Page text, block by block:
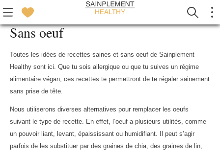
Sans oeuf
Toutes les idées de recettes saines et sans oeuf de Sainplement
Healthy sont ici. Que tu sois allergique ou que tu suives un régime
alimentaire végan, ces recettes te permettront de te régaler sainement
sans prise de tête.
Nous utiliserons diverses alternatives pour remplacer les oeufs
suivant le type de recette. En effet, l’oeuf a plusieurs utilités, comme
un pouvoir liant, levant, épaississant ou humidifiant. Il peut s’agir
parfois de les substituer par des graines de chia, des graines de lin,